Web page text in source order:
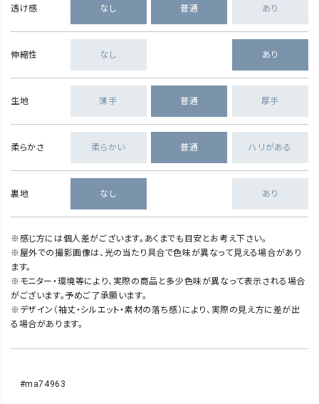
透け感 なし 普通 あり
伸縮性 なし あり
生地 薄手 普通 厚手
柔らかさ 柔らかい 普通 ハリがある
裏地 なし あり
※感じ方には個人差がございます。あくまでも目安とお考え下さい。
※屋外での撮影画像は、光の当たり具合で色味が異なって見える場合があり
ます。
※モニター・環境等により、実際の商品と多少色味が異なって表示される場合
がございます。予めご了承願います。
※デザイン（袖丈・シルエット・素材の落ち感）により、実際の見え方に差が出
る場合があります。
#ma74963